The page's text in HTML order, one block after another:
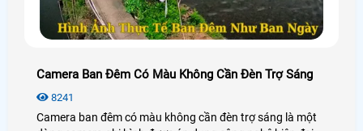
Camera Ban Đêm Có Màu Không Cần Đèn Trợ Sáng
8241
Camera ban đêm có màu không cần đèn trợ sáng là một